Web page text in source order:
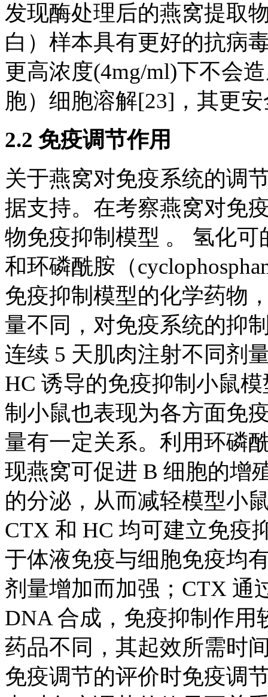
发现酶处理后的燕窝提取
白）样本具有更好的抗病
更高浓度(4mg/ml)下不会
胞）细胞溶解[23]，其更
2.2 免疫调节作用
关于燕窝对免疫系统的调
据支持。在考察燕窝对免
物免疫抑制模型 。 氢化可
和环磷酰胺（
免疫抑制模型的化学药物
量不同，对免疫系统的抑
连续 5 天肌肉注射不同剂
HC 诱导的免疫抑制小鼠
制小鼠也表现为各方面免
量有一定关系。利用环磷
现燕窝可促进 B 细胞的增
的分泌，从而减轻模型小
CTX 和 HC 均可建立免疫
于体液免疫与细胞免疫均
剂量增加而加强；CTX 通
DNA 合成，免疫抑制作用
药品不同，其起效所需时
免疫调节的评价时免疫调